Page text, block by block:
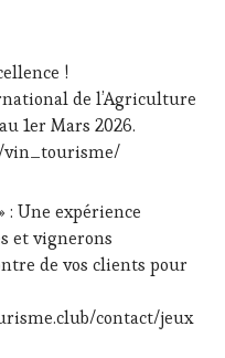
!
de l’Agriculture
1er Mars 2026.
vin_tourisme/
: Une expérience
et vignerons
de vos clients pour
contact/jeux